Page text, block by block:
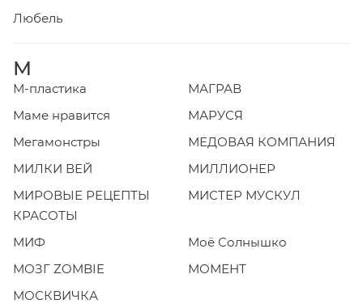
Любель
М
М-пластика
МАГРАВ
Маме нравится
МАРУСЯ
Мегамонстры
МЕДОВАЯ КОМПАНИЯ
МИЛКИ ВЕЙ
МИЛЛИОНЕР
МИРОВЫЕ РЕЦЕПТЫ
КРАСОТЫ
МИСТЕР МУСКУЛ
МИФ
Моё Солнышко
МОЗГ ZOMBIE
МОМЕНТ
МОСКВИЧКА